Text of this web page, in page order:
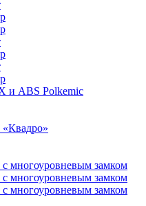
и ABS Polkemic
многоуровневым замком
многоуровневым замком
многоуровневым замком